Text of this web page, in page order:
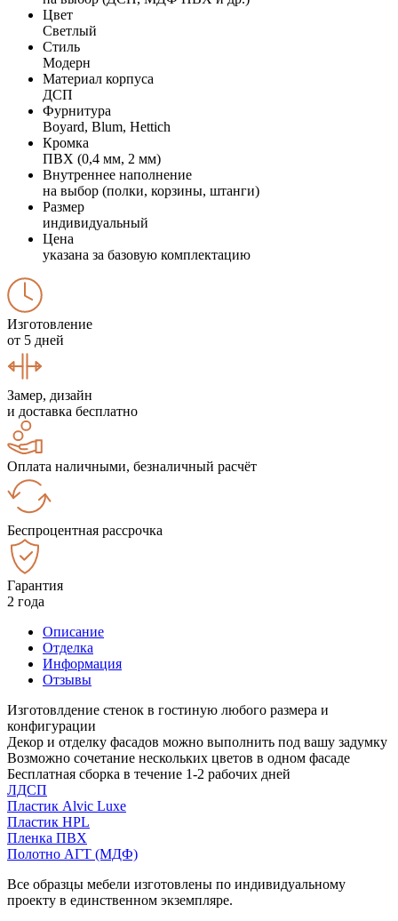
Цвет
Светлый
Стиль
Модерн
Материал корпуса
ДСП
Фурнитура
Boyard, Blum, Hettich
Кромка
ПВХ (0,4 мм, 2 мм)
Внутреннее наполнение
на выбор (полки, корзины, штанги)
Размер
индивидуальный
Цена
указана за базовую комплектацию
Изготовление
от 5 дней
Замер, дизайн
и доставка бесплатно
Оплата наличными, безналичный расчёт
Беспроцентная рассрочка
Гарантия
2 года
Описание
Отделка
Информация
Отзывы
Изготовлдение стенок в гостиную любого размера и
конфигурации
Декор и отделку фасадов можно выполнить под вашу задумку
Возможно сочетание нескольких цветов в одном фасаде
Бесплатная сборка в течение 1-2 рабочих дней
ЛДСП
Пластик Alvic Luxe
Пластик HPL
Пленка ПВХ
Полотно АГТ (МДФ)
Все образцы мебели изготовлены по индивидуальному
проекту в единственном экземпляре.